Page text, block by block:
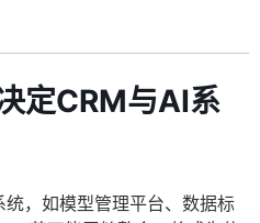
定CRM与AI系
，如模型管理平台、数据标